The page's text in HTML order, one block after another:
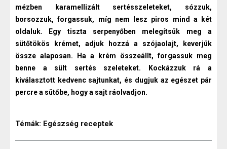
mézben karamellizált sertésszeleteket, sózzuk,
borsozzuk, forgassuk, míg nem lesz piros mind a két
oldaluk. Egy tiszta serpenyőben melegítsük meg a
sütőtökös krémet, adjuk hozzá a szójaolajt, keverjük
össze alaposan. Ha a krém összeállt, forgassuk meg
benne a sült sertés szeleteket. Kockázzuk rá a
kiválasztott kedvenc sajtunkat, és dugjuk az egészet pár
percre a sütőbe, hogy a sajt ráolvadjon.
Témák: Egészség receptek